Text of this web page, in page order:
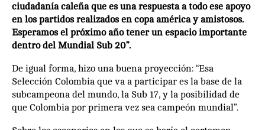
ciudadanía caleña que es una respuesta a todo ese apoyo
en los partidos realizados en copa américa y amistosos.
Esperamos el próximo año tener un espacio importante
dentro del Mundial Sub 20”.
De igual forma, hizo una buena proyección: “Esa
Selección Colombia que va a participar es la base de la
subcampeona del mundo, la Sub 17, y la posibilidad de
que Colombia por primera vez sea campeón mundial”.